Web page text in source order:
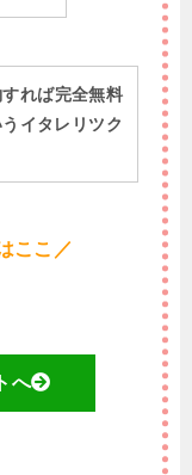
れば完全無料
イタレリツク
ここ／
へ